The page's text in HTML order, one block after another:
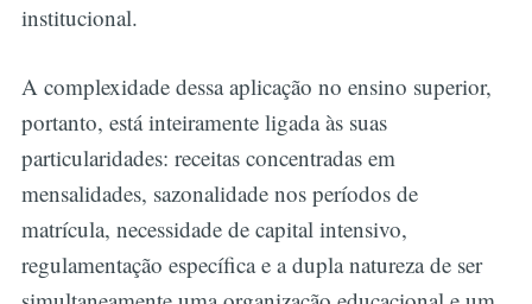
institucional.
A complexidade dessa aplicação no ensino superior,
portanto, está inteiramente ligada às suas
particularidades: receitas concentradas em
mensalidades, sazonalidade nos períodos de
matrícula, necessidade de capital intensivo,
regulamentação específica e a dupla natureza de ser